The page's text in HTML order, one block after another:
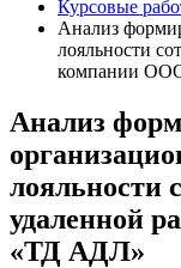
Курсовые
Анализ
лояльности
компании
Анализ
лояльности
удаленной
«ТД АДЛ»